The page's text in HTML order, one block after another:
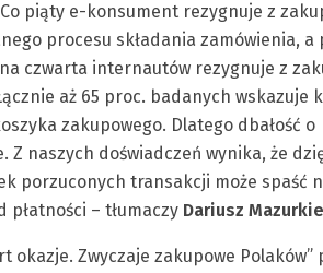
piąty e-konsument rezygnuje z
procesu składania zamówienia,
czwarta internautów rezygnuje z
aż 65 proc. badanych wskazuje
zakupowego. Dlatego dbałość o
Z naszych doświadczeń wynika, że
porzuconych transakcji może spaść
płatności – tłumaczy Dariusz
okazje. Zwyczaje zakupowe